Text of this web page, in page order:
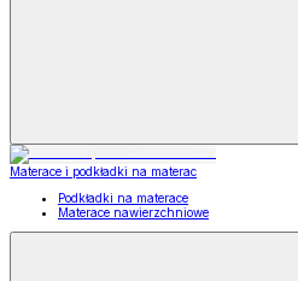
Materace i podkładki na materac
Podkładki na materace
Materace nawierzchniowe